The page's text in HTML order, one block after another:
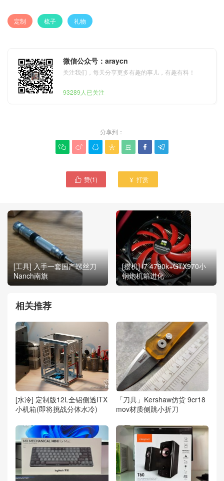
定制 梳子 礼物
微信公众号：araycn
关注我们，每天分享更多有趣的事儿，有趣有料！
93289人已关注
分享到：
      
 赞(1)  打赏
[工具] 入手一套国产螺丝刀
Nanch南旗
[攒机] i7 4790k+GTX970小
钢炮机箱进化
相关推荐
[水冷] 定制版12L全铝侧透ITX
小机箱(即将挑战分体水冷)
「刀具」Kershaw仿货 9cr18
mov材质侧跳小折刀